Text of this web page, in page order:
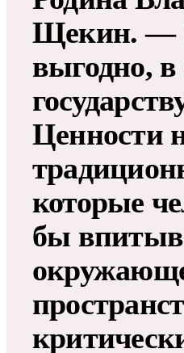
Щекин. —
выгодно, в
Ценности
которые
бы